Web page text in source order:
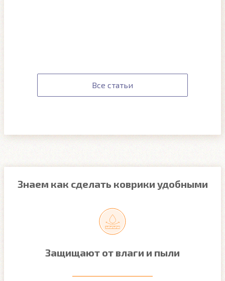
Все статьи
Знаем как сделать коврики удобными
Защищают от влаги и пыли